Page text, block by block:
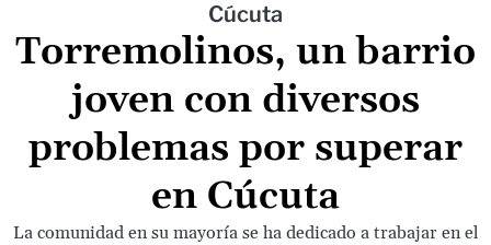
Cúcuta
Torremolinos, un barrio
joven con diversos
problemas por superar
en Cúcuta
La comunidad en su mayoría se ha dedicado a trabajar en el